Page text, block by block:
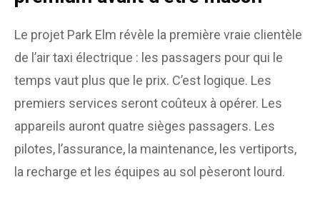
Le projet Park Elm révèle la première vraie clientèle
de l’air taxi électrique : les passagers pour qui le
temps vaut plus que le prix. C’est logique. Les
premiers services seront coûteux à opérer. Les
appareils auront quatre sièges passagers. Les
pilotes, l’assurance, la maintenance, les vertiports,
la recharge et les équipes au sol pèseront lourd.